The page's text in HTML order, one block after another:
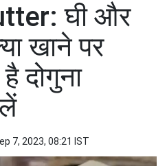
घी और
खाने पर
दोगुना
7, 2023, 08:21 IST